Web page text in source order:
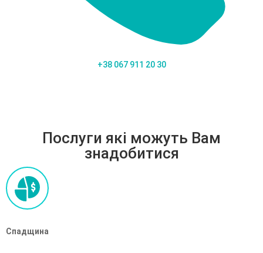
+38 067 911 20 30
Послуги які можуть Вам
знадобитися
Спадщина